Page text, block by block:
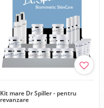
Kit mare Dr Spiller - pentru
revanzare